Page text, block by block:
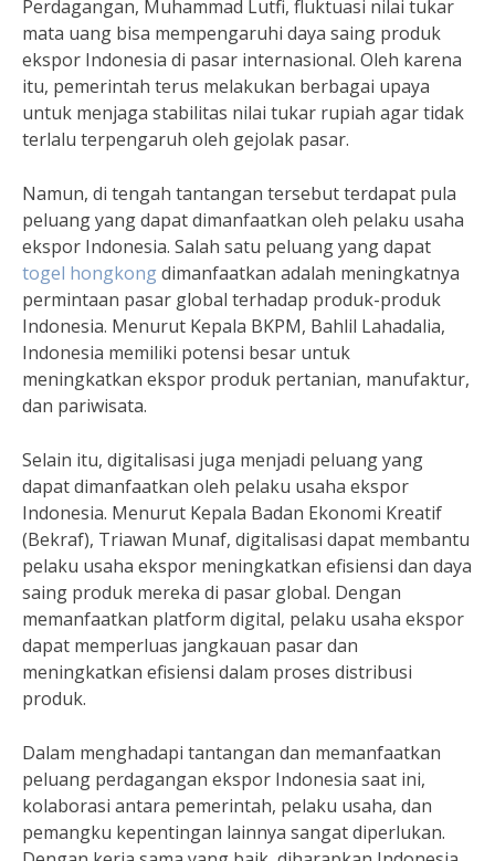
Perdagangan, Muhammad Lutfi, fluktuasi nilai tukar
mata uang bisa mempengaruhi daya saing produk
ekspor Indonesia di pasar internasional. Oleh karena
itu, pemerintah terus melakukan berbagai upaya
untuk menjaga stabilitas nilai tukar rupiah agar tidak
terlalu terpengaruh oleh gejolak pasar.
Namun, di tengah tantangan tersebut terdapat pula
peluang yang dapat dimanfaatkan oleh pelaku usaha
ekspor Indonesia. Salah satu peluang yang dapat
togel hongkongdimanfaatkan adalah meningkatnya
permintaan pasar global terhadap produk-produk
Indonesia. Menurut Kepala BKPM, Bahlil Lahadalia,
Indonesia memiliki potensi besar untuk
meningkatkan ekspor produk pertanian, manufaktur,
dan pariwisata.
Selain itu, digitalisasi juga menjadi peluang yang
dapat dimanfaatkan oleh pelaku usaha ekspor
Indonesia. Menurut Kepala Badan Ekonomi Kreatif
(Bekraf), Triawan Munaf, digitalisasi dapat membantu
pelaku usaha ekspor meningkatkan efisiensi dan daya
saing produk mereka di pasar global. Dengan
memanfaatkan platform digital, pelaku usaha ekspor
dapat memperluas jangkauan pasar dan
meningkatkan efisiensi dalam proses distribusi
produk.
Dalam menghadapi tantangan dan memanfaatkan
peluang perdagangan ekspor Indonesia saat ini,
kolaborasi antara pemerintah, pelaku usaha, dan
pemangku kepentingan lainnya sangat diperlukan.